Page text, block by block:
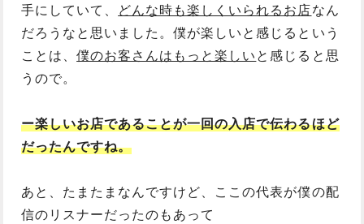
手にしていて、 どんな時も楽しくいられるお店なん
だろうなと思いました。僕が楽しいと感じるという
ことは、僕のお客さんはもっと楽しい と感じると思
うので。
ー楽しいお店であることが一回の入店で伝わるほど
だったんですね。
あと、たまたまなんですけど、ここの代表が僕の配
信のリスナーだったのもあって